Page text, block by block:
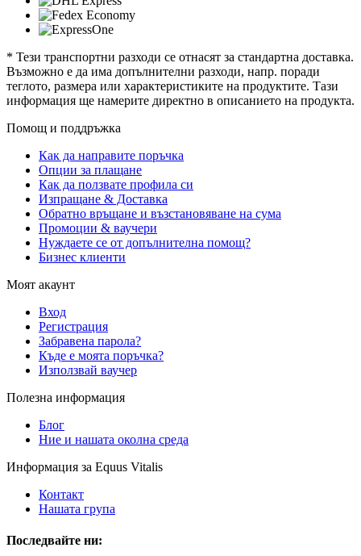
* Тези транспортни разходи се отнасят за стандартна доставка.
Възможно е да има допълнителни разходи, напр. поради
теглото, размера или характеристиките на продуктите. Тази
информация ще намерите директно в описанието на продукта.
Помощ и поддръжка
Как да направите поръчка
Опции за плащане
Как да ползвате профила си
Изпращане & Доставка
Обратно връщане и възстановяване на сума
Промоции & ваучери
Нуждаете се от допълнителна помощ?
Бизнес клиенти
Моят акаунт
Вход
Регистрация
Забравена парола?
Къде е моята поръчка?
Използвай ваучер
Полезна информация
Блог
Ние и нашата околна среда
Информация за Equus Vitalis
Контакт
Нашата група
Последвайте ни: